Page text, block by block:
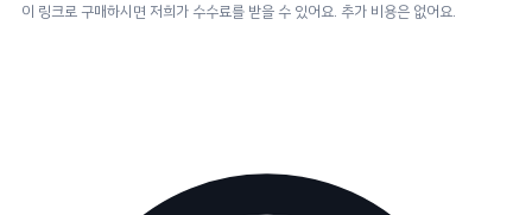
이 링크로 구매하시면 저희가 수수료를 받을 수 있어요. 추가 비용은 없어요.